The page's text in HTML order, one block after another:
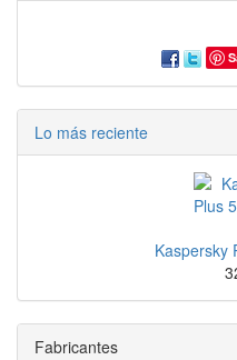
Lo más reciente
Kaspersky
Fabricantes